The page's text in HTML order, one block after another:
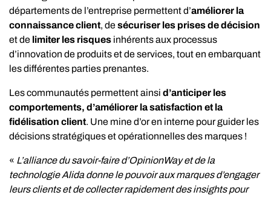
départements de l’entreprise permettent d’améliorer la
connaissance client, desécuriser les prises de décision
et de limiter les risques inhérents aux processus
d’innovation de produits et de services, tout en embarquant
les différentes parties prenantes.
Les communautés permettent ainsi d’anticiper les
comportements, d’améliorer la satisfaction et la
fidélisation client. Une mine d’or en interne pour guider les
décisions stratégiques et opérationnelles des marques !
« L’alliance du savoir-faire d’OpinionWay et de la
technologie Alida donne le pouvoir aux marques d’engager
leurs clients et de collecter rapidement des insights pour